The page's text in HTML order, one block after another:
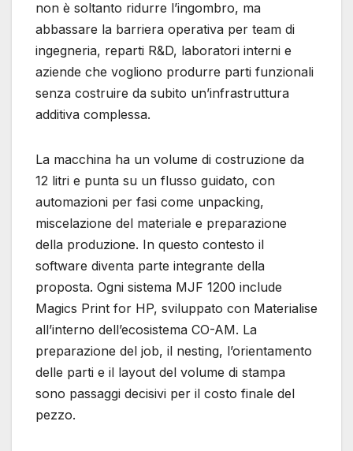
non è soltanto ridurre l’ingombro, ma
abbassare la barriera operativa per team di
ingegneria, reparti R&D, laboratori interni e
aziende che vogliono produrre parti funzionali
senza costruire da subito un’infrastruttura
additiva complessa.
La macchina ha un volume di costruzione da
12 litri e punta su un flusso guidato, con
automazioni per fasi come unpacking,
miscelazione del materiale e preparazione
della produzione. In questo contesto il
software diventa parte integrante della
proposta. Ogni sistema MJF 1200 include
Magics Print for HP, sviluppato con Materialise
all’interno dell’ecosistema CO-AM. La
preparazione del job, il nesting, l’orientamento
delle parti e il layout del volume di stampa
sono passaggi decisivi per il costo finale del
pezzo.